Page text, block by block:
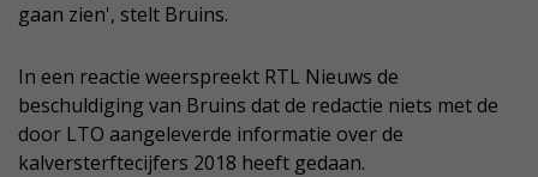
gaan zien', stelt Bruins.
In een reactie weerspreekt RTL Nieuws de
beschuldiging van Bruins dat de redactie niets met de
door LTO aangeleverde informatie over de
kalversterftecijfers 2018 heeft gedaan.